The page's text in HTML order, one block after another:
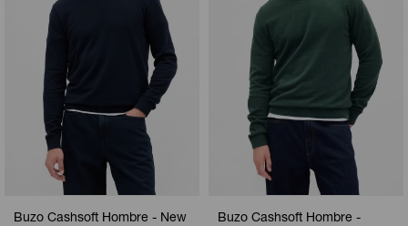
Buzo Cashsoft Hombre - New
Buzo Cashsoft Hombre -